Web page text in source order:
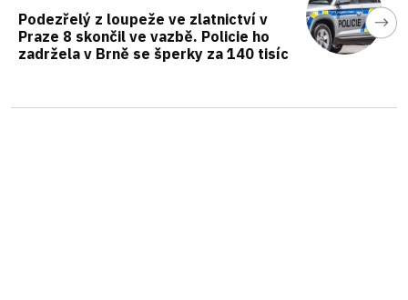
Podezřelý z loupeže ve zlatnictví v
Praze 8 skončil ve vazbě. Policie ho
zadržela v Brně se šperky za 140 tisíc